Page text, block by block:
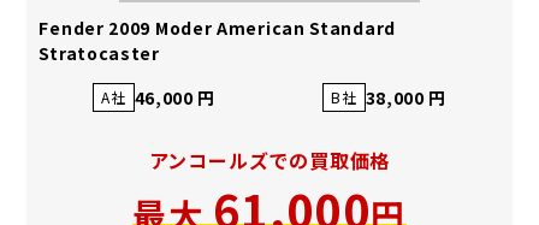
Fender 2009 Moder American Standard
Stratocaster
A社 46,000 円 B社 38,000 円
アンコールズでの買取価格
最大61,000円